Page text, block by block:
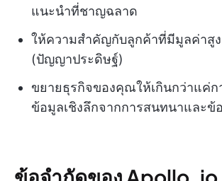
แนะนำที่ชาญฉลาด
ให้ความสำคัญกับลูกค้าที่มีมูลค่าสู
(ปัญญาประดิษฐ์)
ขยายธุรกิจของคุณให้เกินกว่าแค่ก
ข้อมูลเชิงลึกจากการสนทนาและข้